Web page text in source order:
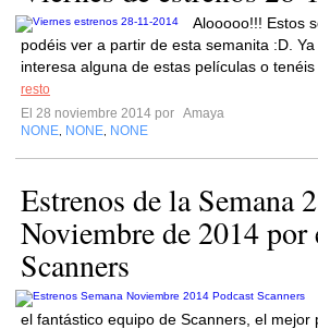
Alooooo!!! Estos
podéis ver a partir de esta semanita :D.
interesa alguna de estas películas o tenéis
resto
El 28 noviembre 2014 por Amaya
NONE NONE NONE
Estrenos de la Semana
Noviembre de 2014 por
Scanners
el fantástico equipo de Scanners, el mejor